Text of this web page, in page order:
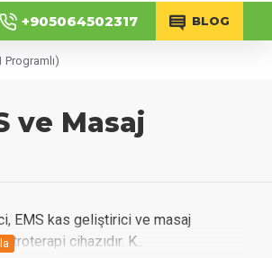
+905064502317 BLOG
Programlı)
ve Masaj
EMS kas geliştirici ve masaj
cihazıdır. K..